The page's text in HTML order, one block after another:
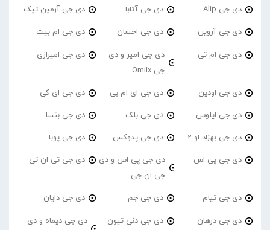
دی جی Alip دی جی آتابا دی جی آرمین تیک
دی جی آروین دی جی احسان دی جی ام بیت
دی جی ام تی
دی جی امیر و دی
جی Omiix
دی جی امیرازی
دی جی اودین دی جی ای ام بی دی جی ای کی
دی جی ایلوس دی جی بلک دی جی بنسا
دی جی بهزاد او 2 دی جی پدوکس دی جی پوبا
دی جی پی اس
دی جی پی اس و دی
جی ان جی
دی جی تی ان تی
دی جی تیام دی جی جم دی جی دایان
دی جی درهان دی جی دنی تیون
دی جی دیماه و دی